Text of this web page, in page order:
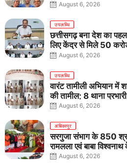
August 6, 2026
उपलब्धि
छत्तीसगढ़ बना देश का
लिए केंद्र से मिले 50
August 6, 2026
उपलब्धि
वारंट तामीली अभियान में
की तामील; 8 थाना
August 6, 2026
अंबिकापुर
सरगुजा संभाग के 850
रामलला एवं बाबा
August 6, 2026